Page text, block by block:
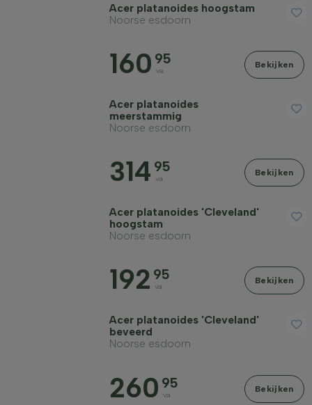
Acer platanoides hoogstam
Noorse esdoorn
160 95
va
Bekijken
Acer platanoides
meerstammig
Noorse esdoorn
314 95
va
Bekijken
Acer platanoides 'Cleveland'
hoogstam
Noorse esdoorn
192 95
va
Bekijken
Acer platanoides 'Cleveland'
beveerd
Noorse esdoorn
260 95
va
Bekijken